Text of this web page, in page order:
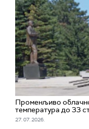
Променљиво
температура до 33
27. 07. 2026.